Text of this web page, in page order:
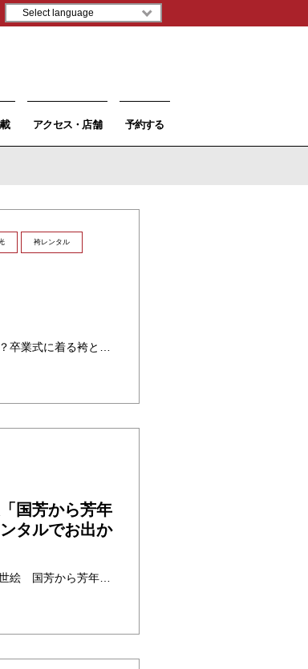
アクセス・店舗 予約する
袴レンタル
国芳から芳年
タルでお出か
京都文化博物館では現在、「挑む浮世絵 国芳から芳年へ」という浮世絵展が4月10日まで開催されています。せっかくなので春は、京都を代表する洋建築×浮世絵の素敵な組み合わせの展覧会にお出かけに行きませんか？浮世絵の色調を参 ・・・